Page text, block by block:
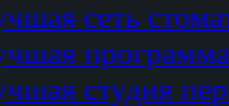
сеть
программа
студия